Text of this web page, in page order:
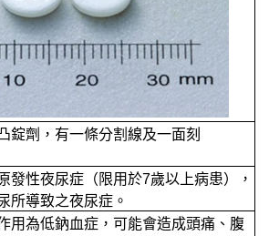
錠劑，有一條分割線及一面刻
發性夜尿症（限用於7歲以上病患），
所導致之夜尿症。
用為低鈉血症，可能會造成頭痛、腹